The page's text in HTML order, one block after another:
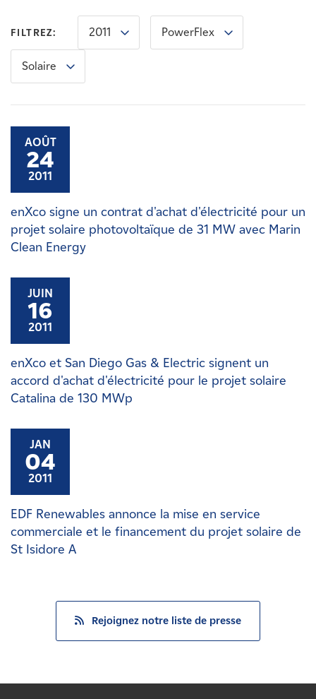
Nouvelles
Contactez-nous
FILTREZ: 2011 PowerFlex
Solaire
AOÛT
24
2011
enXco signe un contrat d'achat d'électricité pour un
projet solaire photovoltaïque de 31 MW avec Marin
Clean Energy
JUIN
16
2011
enXco et San Diego Gas & Electric signent un
accord d'achat d'électricité pour le projet solaire
Catalina de 130 MWp
JAN
04
2011
EDF Renewables annonce la mise en service
commerciale et le financement du projet solaire de
St Isidore A
Rejoignez notre liste de presse